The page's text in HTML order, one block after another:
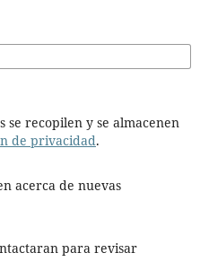
de privacidad.